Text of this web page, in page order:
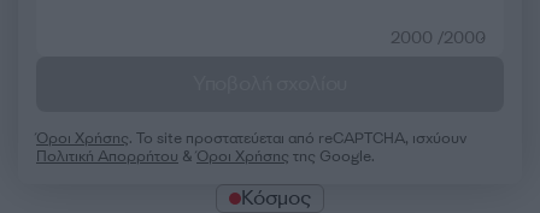
2000 /2000
Όροι Χρήσης. Το site προστατεύεται από reCAPTCHA, ισχύουν
Πολιτική Απορρήτου &Όροι Χρήσης της Google.
Κόσμος